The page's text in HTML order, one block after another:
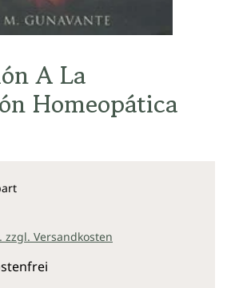
A La
Homeopática
zzgl. Versandkosten